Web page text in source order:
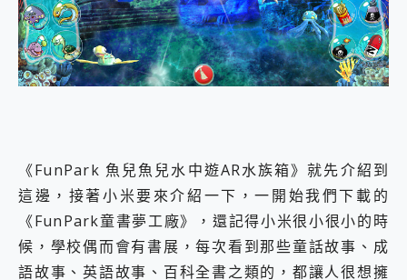
《FunPark 魚兒魚兒水中遊AR水族箱》就先介紹到
這邊，接著小米要來介紹一下，一開始我們下載的
《FunPark童書夢工廠》，還記得小米很小很小的時
候，學校偶而會有書展，每次看到那些童話故事、成
語故事、英語故事、百科全書之類的，都讓人很想擁